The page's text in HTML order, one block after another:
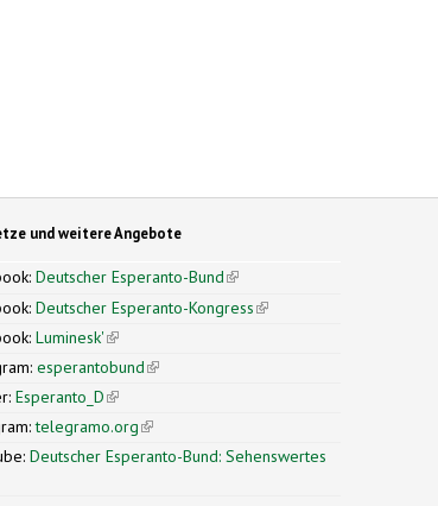
und weitere Angebote
Deutscher Esperanto-Bund(link is external)
Deutscher Esperanto-Kongress(link is external)
Luminesk'(link is external)
esperantobund(link is external)
Esperanto_D(link is external)
telegramo.org(link is external)
Deutscher Esperanto-Bund: Sehenswertes
external)